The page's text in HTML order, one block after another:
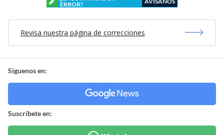
ERROR?
Revisa nuestra página de correcciones
Síguenos en:
Suscríbete en: